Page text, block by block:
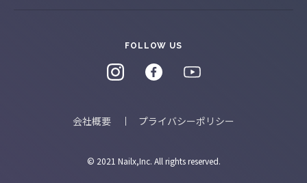
© 2021 Nailx,Inc. All rights reserved.
会社概要 プライバシーポリシー
FOLLOW US